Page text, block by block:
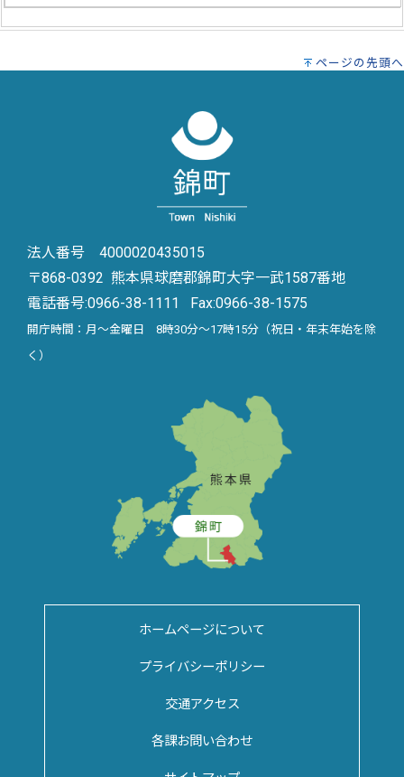
ページの先頭へ
法人番号 4000020435015
〒868-0392 熊本県球磨郡錦町大字一武1587番地
電話番号:0966-38-1111 Fax:0966-38-1575
開庁時間：月～金曜日 8時30分～17時15分（祝日・年末年始を除
く）
ホームページについて
プライバシーポリシー
交通アクセス
各課お問い合わせ